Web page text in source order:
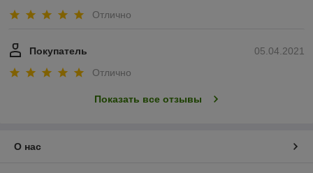
Отлично
05.04.2021
Покупатель
Отлично
Показать все отзывы
О нас